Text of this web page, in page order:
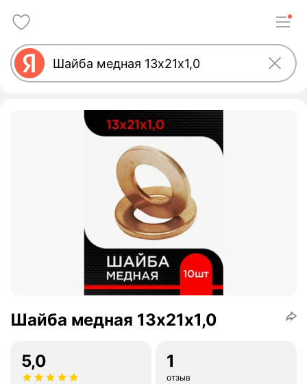
Шайба медная 13х21х1,0
5,0 1
отзыв